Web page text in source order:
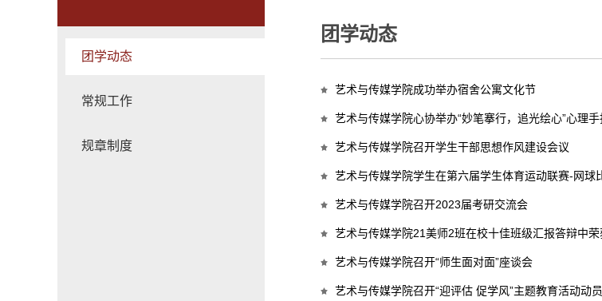
团学动态
常规工作
规章制度
团学动态
艺术与传媒学院成功举办宿舍公寓文化节
艺术与传媒学院心协举办“妙笔搴行，追光绘心”心理
艺术与传媒学院召开学生干部思想作风建设会议
艺术与传媒学院学生在第六届学生体育运动联赛-网球
艺术与传媒学院召开2023届考研交流会
艺术与传媒学院21美师2班在校十佳班级汇报答辩中荣
艺术与传媒学院召开“师生面对面”座谈会
艺术与传媒学院召开“迎评估 促学风”主题教育活动动